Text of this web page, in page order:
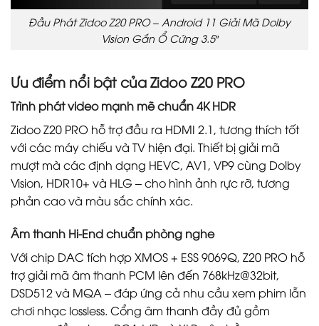
Đầu Phát Zidoo Z20 PRO – Android 11 Giải Mã Dolby
Vision Gắn Ổ Cứng 3.5″
Ưu điểm nổi bật của Zidoo Z20 PRO
Trình phát video mạnh mẽ chuẩn 4K HDR
Zidoo Z20 PRO hỗ trợ đầu ra HDMI 2.1, tương thích tốt
với các máy chiếu và TV hiện đại. Thiết bị giải mã
mượt mà các định dạng HEVC, AV1, VP9 cùng Dolby
Vision, HDR10+ và HLG – cho hình ảnh rực rỡ, tương
phản cao và màu sắc chính xác.
Âm thanh Hi-End chuẩn phòng nghe
Với chip DAC tích hợp XMOS + ESS 9069Q, Z20 PRO hỗ
trợ giải mã âm thanh PCM lên đến 768kHz@32bit,
DSD512 và MQA – đáp ứng cả nhu cầu xem phim lẫn
chơi nhạc lossless. Cổng âm thanh đầy đủ gồm